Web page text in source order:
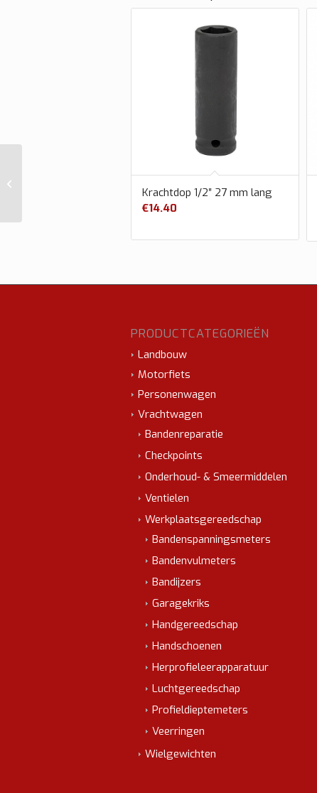
Krachtdop 1/2″ 27 mm lang
€14.40
PRODUCTCATEGORIEËN
Landbouw
Motorfiets
Personenwagen
Vrachtwagen
Bandenreparatie
Checkpoints
Onderhoud- & Smeermiddelen
Ventielen
Werkplaatsgereedschap
Bandenspanningsmeters
Bandenvulmeters
Bandijzers
Garagekriks
Handgereedschap
Handschoenen
Herprofieleerapparatuur
Luchtgereedschap
Profieldieptemeters
Veerringen
Wielgewichten